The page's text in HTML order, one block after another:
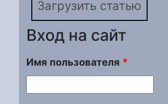
Загрузить статью
Вход на сайт
Имя пользователя *